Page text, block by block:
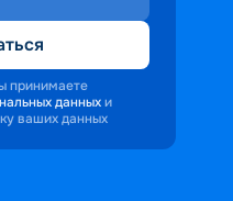
принимаете
данных и
ваших данных